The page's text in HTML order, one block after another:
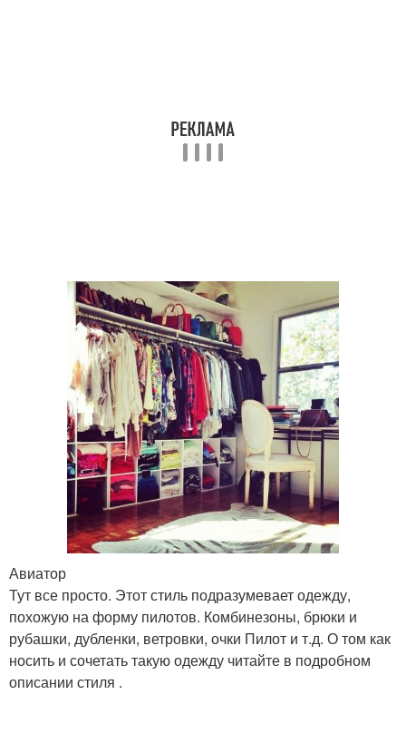
Авиатор
Тут все просто. Этот стиль подразумевает одежду,
похожую на форму пилотов. Комбинезоны, брюки и
рубашки, дубленки, ветровки, очки Пилот и т.д. О том как
носить и сочетать такую одежду читайте в подробном
описании стиля .